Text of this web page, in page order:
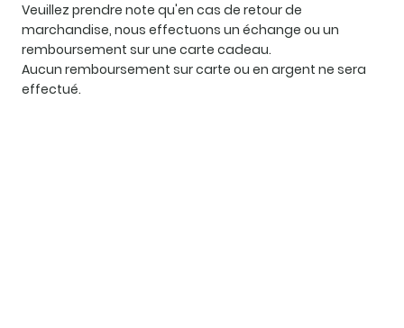
Veuillez prendre note qu'en cas de retour de
marchandise, nous effectuons un échange ou un
remboursement sur une carte cadeau.
Aucun remboursement sur carte ou en argent ne sera
effectué.